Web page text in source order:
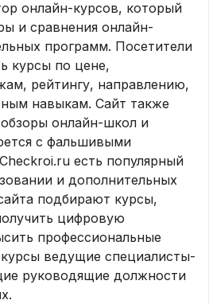
согласны с их
возврат денег
3-х дней.
в силу форс мажорные
реабилитация)
нет.
большинство людей не
образование и
что такое договор-
со стороны школы
мошенничество.
у человека в
форс-мажорной
из за короновируса, но
Артема Мазура эта
онлайн-курсов, который
и сравнения онлайн-
программ. Посетители
курсы по цене,
рейтингу, направлению,
навыкам. Сайт также
онлайн-школ и
с фальшивыми
есть популярный
и дополнительных
подбирают курсы,
цифровую
профессиональные
ведущие специалисты-
руководящие должности